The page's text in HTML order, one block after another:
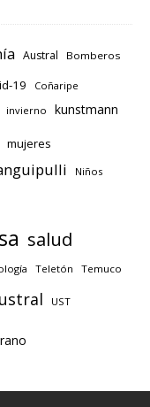
Austral Bomberos
19 Coñaripe
invierno kunstmann
mujeres
Niños
salud
Teletón Temuco
UST